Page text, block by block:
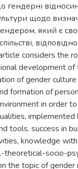
щодо
який є
відповідно
considers the
development of
of gender
formation of
in order
tools. success in
knowledge
theoretical-socio-
the topic of